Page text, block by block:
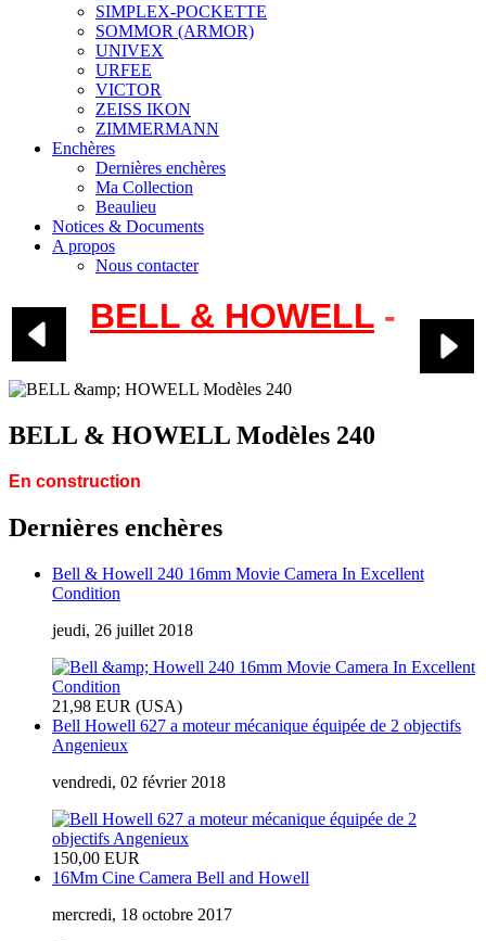
SIMPLEX-POCKETTE
SOMMOR (ARMOR)
UNIVEX
URFEE
VICTOR
ZEISS IKON
ZIMMERMANN
Enchères
Dernières enchères
Ma Collection
Beaulieu
Notices & Documents
A propos
Nous contacter
BELL & HOWELL -
BELL & HOWELL Modèles 240
En construction
Dernières enchères
Bell & Howell 240 16mm Movie Camera In Excellent
Condition
jeudi, 26 juillet 2018
21,98 EUR (USA)
Bell Howell 627 a moteur mécanique équipée de 2 objectifs
Angenieux
vendredi, 02 février 2018
150,00 EUR
16Mm Cine Camera Bell and Howell
mercredi, 18 octobre 2017